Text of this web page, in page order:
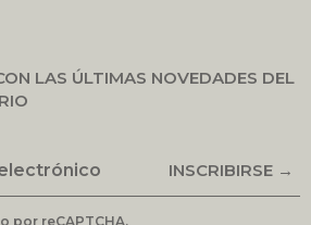
LAS ÚLTIMAS NOVEDADES DEL
INSCRIBIRSE →
por reCAPTCHA.